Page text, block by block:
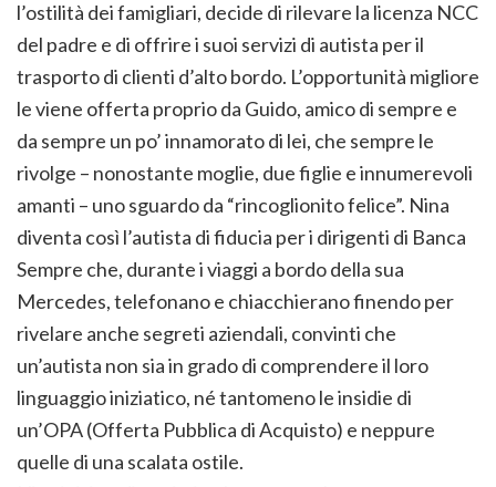
l’ostilità dei famigliari, decide di rilevare la licenza NCC
del padre e di offrire i suoi servizi di autista per il
trasporto di clienti d’alto bordo. L’opportunità migliore
le viene offerta proprio da Guido, amico di sempre e
da sempre un po’ innamorato di lei, che sempre le
rivolge – nonostante moglie, due figlie e innumerevoli
amanti – uno sguardo da “rincoglionito felice”. Nina
diventa così l’autista di fiducia per i dirigenti di Banca
Sempre che, durante i viaggi a bordo della sua
Mercedes, telefonano e chiacchierano finendo per
rivelare anche segreti aziendali, convinti che
un’autista non sia in grado di comprendere il loro
linguaggio iniziatico, né tantomeno le insidie di
un’OPA (Offerta Pubblica di Acquisto) e neppure
quelle di una scalata ostile.